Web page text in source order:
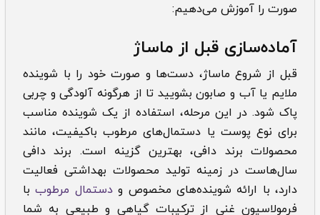
صورت را آموزش می‌دهیم:
آماده‌سازی قبل از ماساژ
قبل از شروع ماساژ، دست‌ها و صورت خود را با شوینده
ملایم یا آب و صابون بشویید تا از هرگونه آلودگی و چربی
پاک شود. در این مرحله، استفاده از یک شوینده مناسب
برای نوع پوست یا دستمال‌های مرطوب باکیفیت، مانند
محصولات برند دافی، بهترین گزینه است. برند دافی
سال‌هاست در زمینه تولید محصولات بهداشتی فعالیت
دارد، با ارائه شوینده‌های مخصوص ودستمال‌ مرطوببا
فرمولاسیون غنی از ترکیبات گیاهی و طبیعی به شما